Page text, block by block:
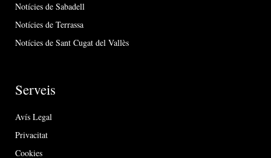
Notícies de Sabadell
Notícies de Terrassa
Notícies de Sant Cugat del Vallès
Serveis
Avís Legal
Privacitat
Cookies